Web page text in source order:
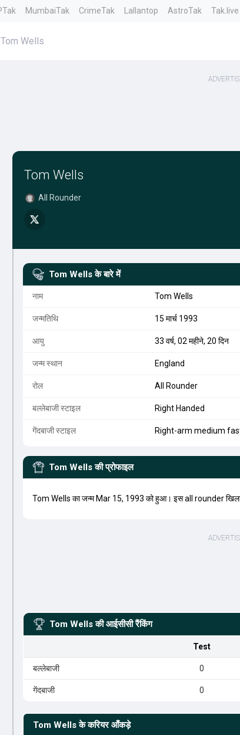
MumbaiTak CrimeTak Lallantop AstroTak Tak.live
Tom Wells
Tom Wells
All Rounder
Tom Wells के बारे में
नाम Tom Wells
जन्मतिथि 15 मार्च 1993
आयु 33 वर्ष, 02 महीने, 20 दिन
जन्म स्थान England
रोल All Rounder
बल्लेबाजी स्टाइल Right Handed
गेंदबाजी स्टाइल Right-arm medium
Tom Wells की प्रोफाइल
Tom Wells का जन्म Mar 15, 1993 को हुआ। इस all rounder
Tom Wells की आईसीसी रैंकिंग
Test
बल्लेबाजी 0
गेंदबाजी 0
Tom Wells के करियर आँकड़े